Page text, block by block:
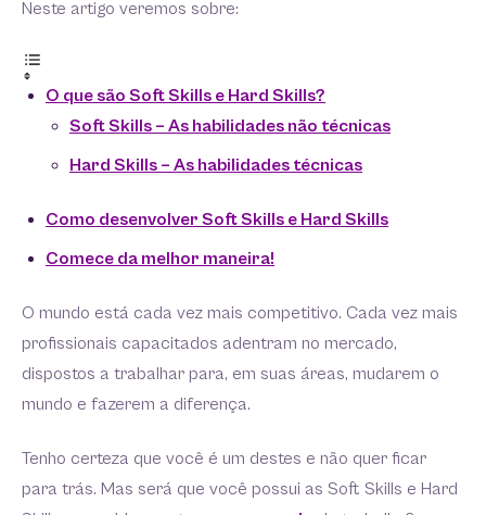
Neste artigo veremos sobre:
O que são Soft Skills e Hard Skills?
Soft Skills – As habilidades não técnicas
Hard Skills – As habilidades técnicas
Como desenvolver Soft Skills e Hard Skills
Comece da melhor maneira!
O mundo está cada vez mais competitivo. Cada vez mais
profissionais capacitados adentram no mercado,
dispostos a trabalhar para, em suas áreas, mudarem o
mundo e fazerem a diferença.
Tenho certeza que você é um destes e não quer ficar
para trás. Mas será que você possui as Soft Skills e Hard